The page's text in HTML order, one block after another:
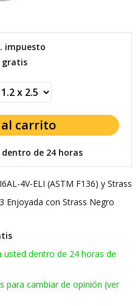
impuesto
gratis
dentro de 24 horas
4V-ELI (ASTM F136) y Strass
Enjoyada con Strass Negro
usted dentro de 24 horas de
para cambiar de opinión (ver